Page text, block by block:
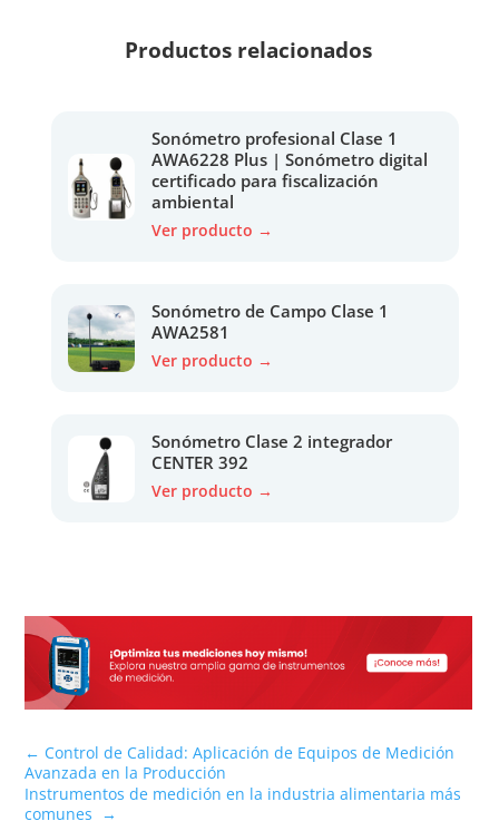
Productos relacionados
Sonómetro profesional Clase 1
AWA6228 Plus | Sonómetro digital
certificado para fiscalización
ambiental
Ver producto →
Sonómetro de Campo Clase 1
AWA2581
Ver producto →
Sonómetro Clase 2 integrador
CENTER 392
Ver producto →
← Control de Calidad: Aplicación de Equipos de Medición
Avanzada en la Producción
Instrumentos de medición en la industria alimentaria más
comunes →